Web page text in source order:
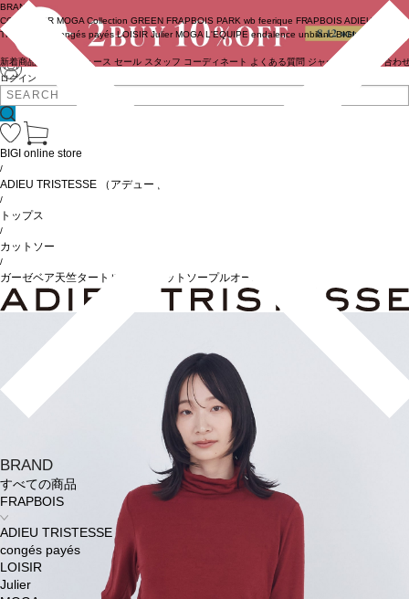
ログイン
BRAND
COUTURIER MOGA Collection GREEN FRAPBOIS PARK wb feerique FRAPBOIS ADIEU
TRISTESSE
congés payés LOISIR Julier MOGA L'EQUIPE endalence unbilanc BIGI online store
新着商品 ニュース セール スタッフ コーディネート よくある質問 ジャーナル お問い合わ
BRAND
すべての商品
FRAPBOIS
ADIEU TRISTESSE
congés payés
LOISIR
Julier
BIGI online store
/
ADIEU TRISTESSE （アデュートリステス）
/
トップス
/
カットソー
/
ガーゼベア天竺タートルネックカットソープルオーバー